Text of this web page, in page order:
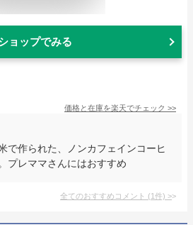
ョップでみる
価格と在庫を楽天でチェック >>
で作られた、ノンカフェインコーヒ
プレママさんにはおすすめ
全てのおすすめコメント (1件) >